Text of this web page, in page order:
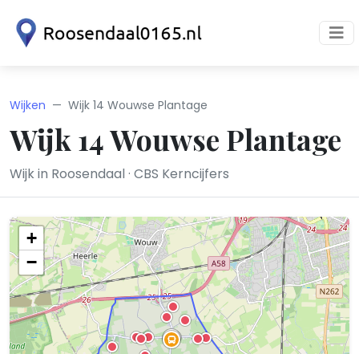
Wijken Wijk 14 Wouwse Plantage
Wijk 14 Wouwse Plantage
Wijk in Roosendaal · CBS Kerncijfers
+
−